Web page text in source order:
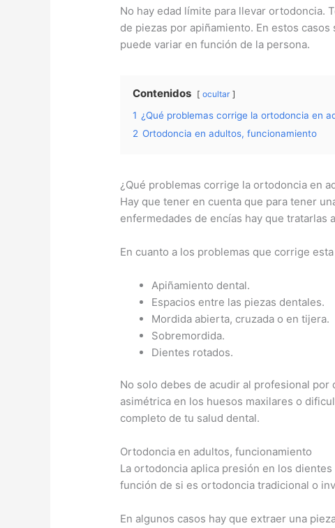
No hay edad límite para llevar ortodoncia.
de piezas por apiñamiento. En estos
puede variar en función de la persona.
Contenidos ocultar
1 ¿Qué problemas corrige la ortodoncia en
2 Ortodoncia en adultos, funcionamiento
¿Qué problemas corrige la ortodoncia en
Hay que tener en cuenta que para tener
enfermedades de encías hay que tratarlas
En cuanto a los problemas que corrige
Apiñamiento dental.
Espacios entre las piezas dentales.
Mordida abierta, cruzada o en tijera.
Sobremordida.
Dientes rotados.
No solo debes de acudir al profesional
asimétrica en los huesos maxilares o
completo de tu salud dental.
Ortodoncia en adultos, funcionamiento
La ortodoncia aplica presión en los
función de si es ortodoncia tradicional o
En algunos casos hay que extraer una